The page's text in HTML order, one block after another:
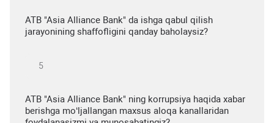
ATB "Asia Alliance Bank" da ishga qabul qilish
jarayonining shaffofligini qanday baholaysiz?
ATB "Asia Alliance Bank" ning korrupsiya haqida xabar
berishga mo‘ljallangan maxsus aloqa kanallaridan